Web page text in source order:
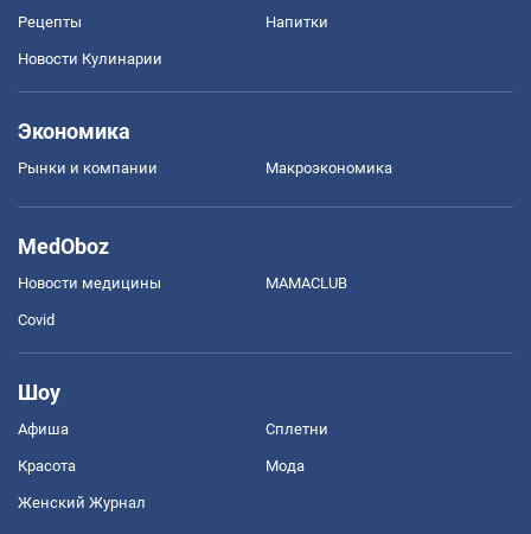
Рецепты Напитки
Новости Кулинарии
Экономика
Рынки и компании Mакроэкономика
MedOboz
Новости медицины MAMACLUB
Covid
Шоу
Афиша Сплетни
Красота Мода
Женский Журнал